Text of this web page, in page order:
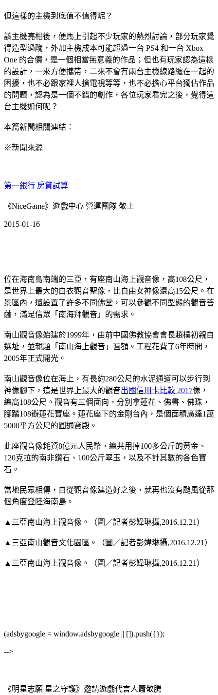
但這樣的主機到底值不值得呢？
該主機亮相後，便馬上引起不少玩家的熱烈討論，部分玩家覺
得造型過醜，外加主機成本可能超過一台 PS4 和一台 Xbox
One 的合價，是一個相當無意義的作品；但也有玩家認為這樣
的設計，一來方便攜帶，二來不會有兩台主機線路纏在一起的
困擾，也不必跟家裡人搶電視等等，也不必擔心平台獨佔作品
的問題，認為是一個不錯的創作，各位玩家看完之後，覺得這
台主機如何呢？
本篇新聞相關連結：
※新聞來源
第一銀行 房貸試算
《NiceGame》遊戲中心 營運團隊 敬上
2015-01-16
位在海南島南端的三亞，有座南山海上觀音像，高108公尺，
是世界上最大的白衣觀音聖像，比自由女神像還高15公尺。在
景區內，還設置了許多不同佛堂，可以參觀不同型態的觀音菩
薩，滿足信眾「南海拜觀音」的需求。
南山觀音像始建於1999年，由前中國佛教協會會長趙樸初親自
選址，並親題「南山海上觀音」匾額。工程花費了6年時間，
2005年正式開光。
南山觀音像位在海上，有長約280公尺的水泥通道可以步行到
神像腳下，這是世界上最大的觀音出國信用卡比較 2017像，
總高108公尺。觀音有三個面向，分別拿蓮花、佛書、佛珠，
腳踏108瓣蓮花寶座。蓮花座下的金剛台內，是個面積廣達1萬
5000平方公尺的圓通寶殿。
此座觀音像耗資8億元人民幣，總共用掉100多公斤的黃金、
120克拉的南非鑽石、100公斤翠玉，以及不計其數的各色寶
石。
當地民眾相傳，自從觀音像建造好之後，就再也沒有颱風從那
個角度登陸海南島。
▲三亞南山海上觀音像。（圖／記者彭媁琳攝,2016.12.21）
▲三亞南山觀音文化園區。（圖／記者彭媁琳攝,2016.12.21）
▲三亞南山海上觀音像。（圖／記者彭媁琳攝,2016.12.21）
(adsbygoogle = window.adsbygoogle || []).push({});
-->
《明星志願 星之守護》邀請遊戲代言人蕭敬騰